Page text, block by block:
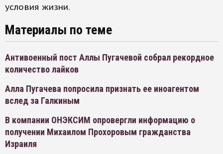
условия жизни.
Материалы по теме
Антивоенный пост Аллы Пугачевой собрал рекордное
количество лайков
Алла Пугачева попросила признать ее иноагентом
вслед за Галкиным
В компании ОНЭКСИМ опровергли информацию о
получении Михаилом Прохоровым гражданства
Израиля